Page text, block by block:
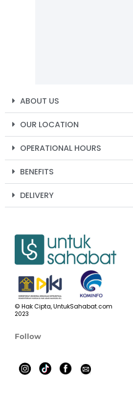
ABOUT US
OUR LOCATION
OPERATIONAL HOURS
BENEFITS
DELIVERY
© Hak Cipta, UntukSahabat.com
2023
Follow